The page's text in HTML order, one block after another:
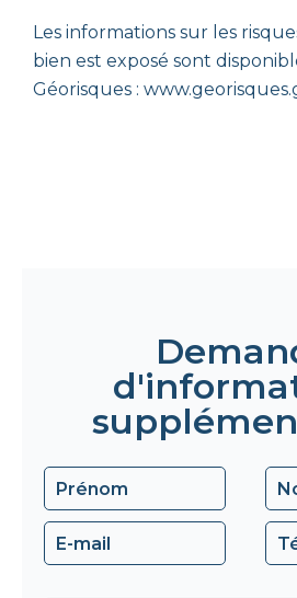
Les informations sur les
bien est exposé sont
Géorisques :